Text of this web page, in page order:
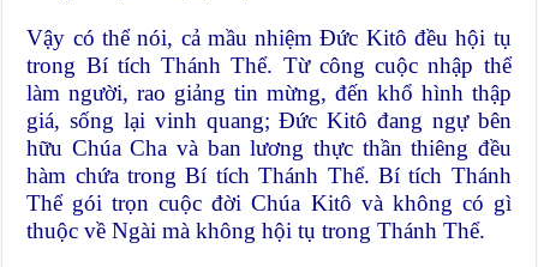
Vậy có thể nói, cả mầu nhiệm Đức Kitô đều hội tụ
trong Bí tích Thánh Thể. Từ công cuộc nhập thể
làm người, rao giảng tin mừng, đến khổ hình thập
giá, sống lại vinh quang; Đức Kitô đang ngự bên
hữu Chúa Cha và ban lương thực thần thiêng đều
hàm chứa trong Bí tích Thánh Thể. Bí tích Thánh
Thể gói trọn cuộc đời Chúa Kitô và không có gì
thuộc về Ngài mà không hội tụ trong Thánh Thể.